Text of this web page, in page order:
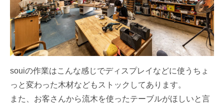
souiの作業はこんな感じでディスプレイなどに使うちょ
っと変わった木材などもストックしてあります。
また、お客さんから流木を使ったテーブルがほしいと言